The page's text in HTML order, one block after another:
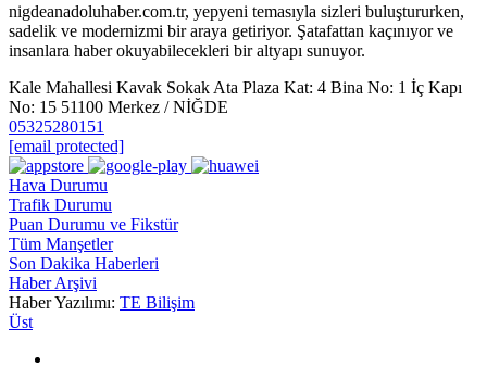
nigdeanadoluhaber.com.tr, yepyeni temasıyla sizleri buluştururken,
sadelik ve modernizmi bir araya getiriyor. Şatafattan kaçınıyor ve
insanlara haber okuyabilecekleri bir altyapı sunuyor.
Kale Mahallesi Kavak Sokak Ata Plaza Kat: 4 Bina No: 1 İç Kapı
No: 15 51100 Merkez / NİĞDE
05325280151
[email protected]
Hava Durumu
Trafik Durumu
Puan Durumu ve Fikstür
Tüm Manşetler
Son Dakika Haberleri
Haber Arşivi
Haber Yazılımı: TE Bilişim
Üst